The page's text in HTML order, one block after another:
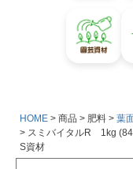
HOME 商品 肥料
葉
スミバイタルR 1kg
S資材